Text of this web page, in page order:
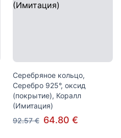
Серебряное кольцо,
Серебро 925°, оксид
(покрытие), Коралл
(Имитация)
92.57 € 64.80 €